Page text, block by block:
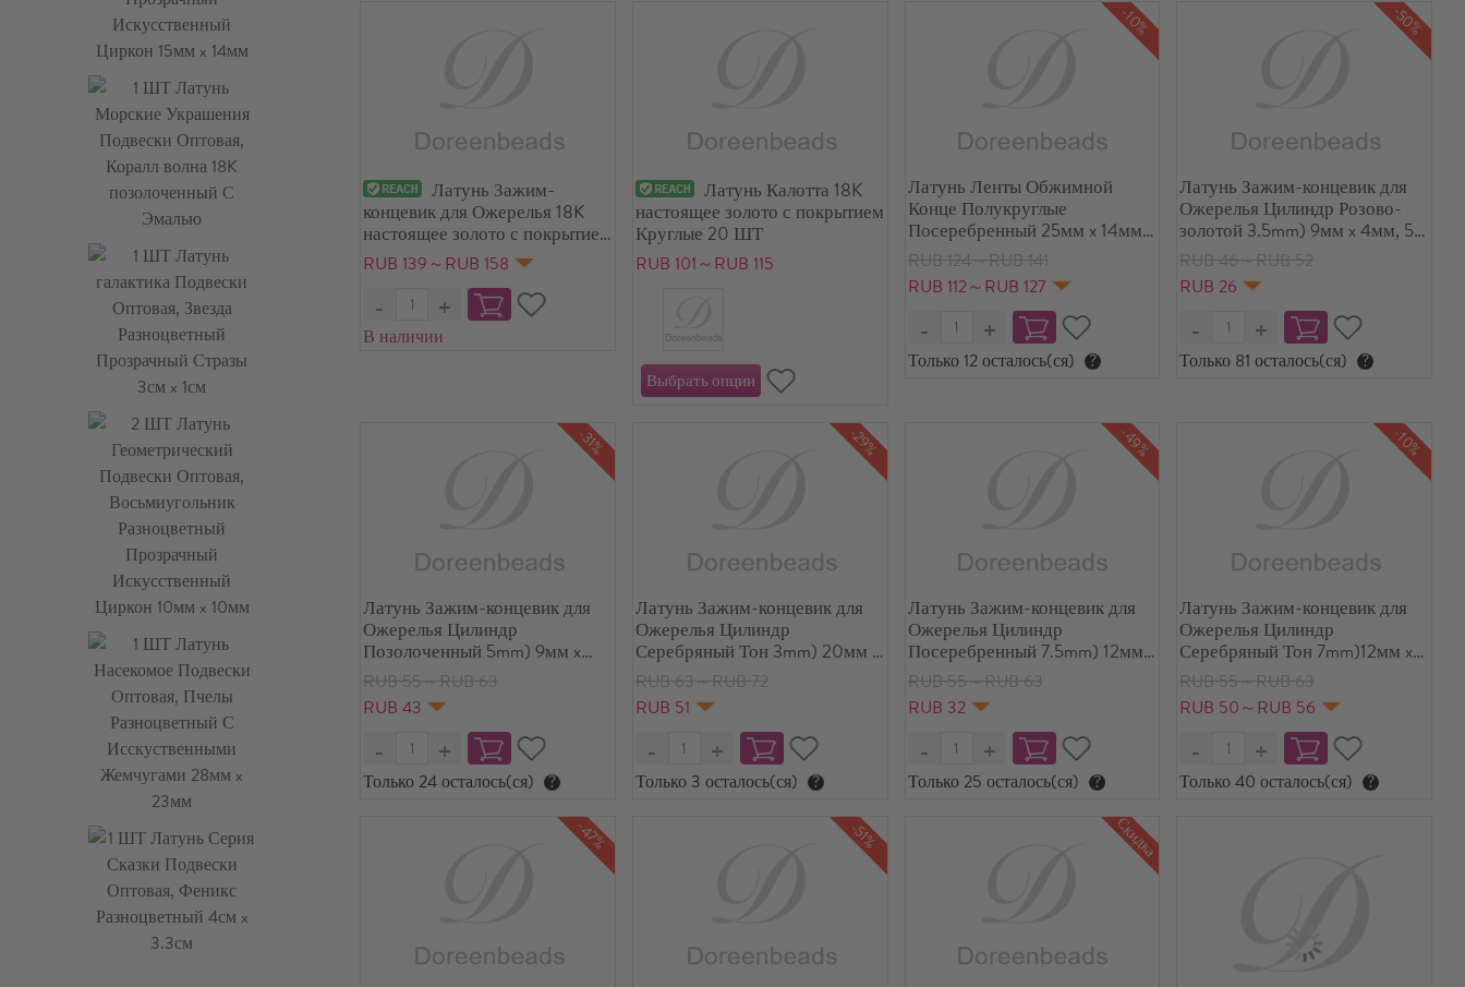
Латунь Зажим-
концевик для Ожерелья 18K
настоящее золото с покрытием
Прямоугольник 10мм x 7мм, 10
ШТ
RUB 139～RUB 158
В наличии
Латунь Калотта 18K
настоящее золото с покрытием
Круглые 20 ШТ
RUB 101～RUB 115
-10%
Латунь Ленты Обжимной
Конце Полукруглые
Посеребренный 25мм x 14мм,
10 ШТ
RUB 124～RUB 141
RUB 112～RUB 127
Только 12 осталось(ся) ?
-50%
Латунь Зажим-концевик для
Ожерелья Цилиндр Розово-
золотой 3.5mm) 9мм x 4мм, 50
ШТ
RUB 46～RUB 52
RUB 26
Только 81 осталось(ся) ?
-31%
Латунь Зажим-концевик для
Ожерелья Цилиндр
Позолоченный 5mm) 9мм x
6мм, 30 ШТ
RUB 55～RUB 63
RUB 43
Только 24 осталось(ся) ?
-29%
Латунь Зажим-концевик для
Ожерелья Цилиндр
Серебряный Тон 3mm) 20мм x
6мм, 10 ШТ
RUB 63～RUB 72
RUB 51
Только 3 осталось(ся) ?
-49%
Латунь Зажим-концевик для
Ожерелья Цилиндр
Посеребренный 7.5mm) 12мм x
8мм, 20 ШТ
RUB 55～RUB 63
RUB 32
Только 25 осталось(ся) ?
-10%
Латунь Зажим-концевик для
Ожерелья Цилиндр
Серебряный Тон 7mm)12мм x
8мм, 20 ШТ
RUB 55～RUB 63
RUB 50～RUB 56
Только 40 осталось(ся) ?
-47% -51% Скидка